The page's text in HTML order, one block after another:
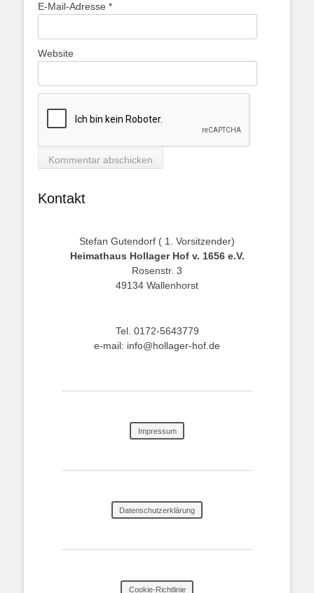
E-Mail-Adresse *
Website
Kontakt
Stefan Gutendorf ( 1. Vorsitzender)
Heimathaus Hollager Hof v. 1656 e.V.
Rosenstr. 3
49134 Wallenhorst
Tel. 0172-5643779
e-mail: info@hollager-hof.de
Impressum
Datenschutzerklärung
Cookie-Richtlinie